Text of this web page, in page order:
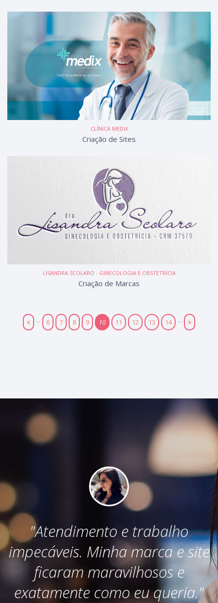
CLÍNICA MEDIX
Criação de Sites
LISANDRA SCOLARO - GINECOLOGIA E OBSTETRÍCIA
Criação de Marcas
... 6 7 8 9 10 11 12 13 14 ...
"Ótimo atendimento do
Gustavo e equipe. Trabalho
profissional e de qualidade no
desenvolvimento de sites e